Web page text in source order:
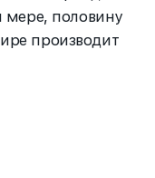
половину
производит